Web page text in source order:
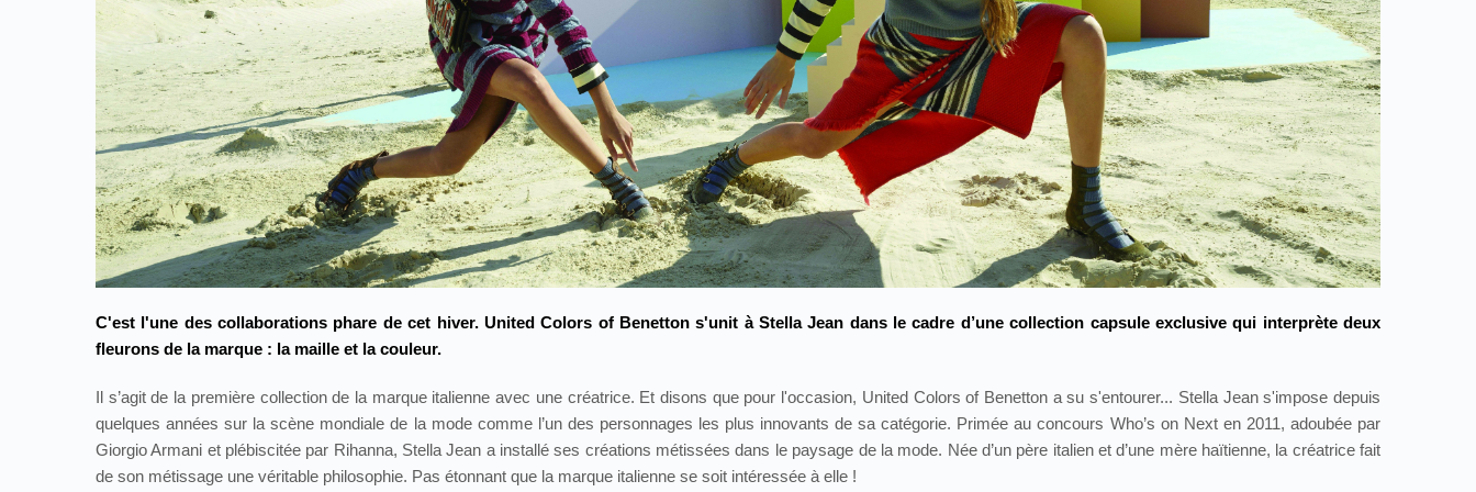
C'est l'une des collaborations phare de cet hiver. United Colors of Benetton s'unit à Stella Jean dans le cadre d’une collection capsule exclusive qui interprète deux
fleurons de la marque : la maille et la couleur.
Il s’agit de la première collection de la marque italienne avec une créatrice. Et disons que pour l'occasion, United Colors of Benetton a su s'entourer... Stella Jean s'impose depuis
quelques années sur la scène mondiale de la mode comme l’un des personnages les plus innovants de sa catégorie. Primée au concours Who’s on Next en 2011, adoubée par
Giorgio Armani et plébiscitée par Rihanna, Stella Jean a installé ses créations métissées dans le paysage de la mode. Née d’un père italien et d’une mère haïtienne, la créatrice fait
de son métissage une véritable philosophie. Pas étonnant que la marque italienne se soit intéressée à elle !